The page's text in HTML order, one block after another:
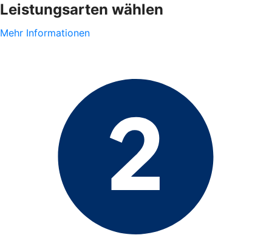
Leistungsarten wählen
Mehr Informationen